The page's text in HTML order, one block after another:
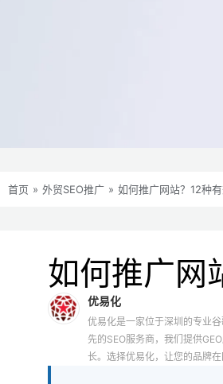
首页 » 外贸SEO推广 » 如何推广网站？12种
如何推广网
优易化
优易化是一家位于深圳的专业
先的SEO服务商，我们提供
长。选择优易化，让您的品牌在